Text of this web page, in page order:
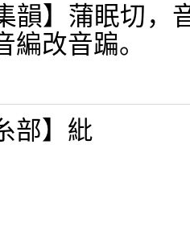
韻】蒲眠切
改音蹁。
部】 紕